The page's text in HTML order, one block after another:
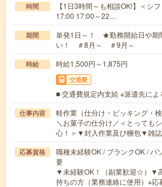
時間
【1日3時間～も相談OK!】＜シ
17:00 17:00～22…
期間
単発1日～！ ★勤務開始日や期
い！ ＃8月～ ＃9月～
時給 時給1,500円～1,875円
交通費
■ 交通費規定内支給 ※派遣先によ
仕事内容
軽作業（仕分け・ピッキング・検
＼お菓子の仕分け／＜とっても
心！＞▼封入作業及び梱包▼雑
応募資格
職種未経験OK / ブランクOK / パ
要
▼未経験OK！（副業歓迎☆）▼
持ちの方（業務連絡に使用）※